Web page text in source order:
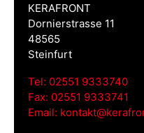
KERAFRONT
Dornierstrasse 11
48565
Steinfurt
Tel: 02551 9333740
Fax: 02551 9333741
Email: